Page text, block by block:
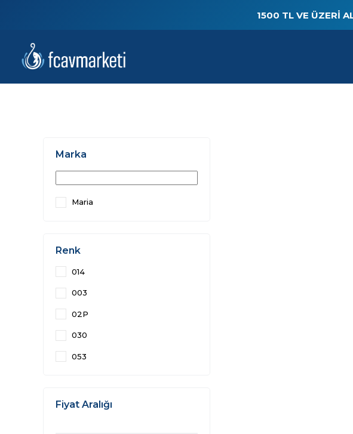
1500 TL VE ÜZERI
Marka
Maria
Renk
014
003
02P
030
053
Fiyat Aralığı